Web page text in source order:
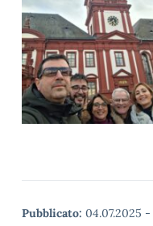
Pubblicato: 04.07.2025 -